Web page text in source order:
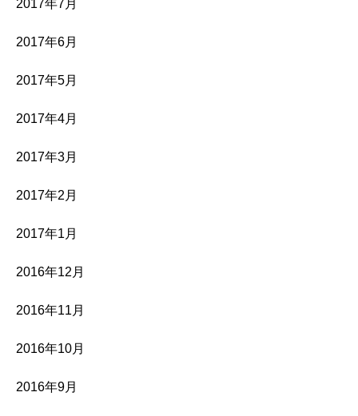
2017年7月
2017年6月
2017年5月
2017年4月
2017年3月
2017年2月
2017年1月
2016年12月
2016年11月
2016年10月
2016年9月